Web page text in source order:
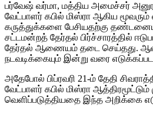
பர்வேஷ் வர்மா, மத்திய அமைச்சர்
வேட்பாளர் கபில் மிஸ்ரா ஆகிய மூவரும்
கருத்துக்களை பேசியதற்கு
சட்டமன்றத் தேர்தல் பிர்ச்சாரத்தில்
தேர்தல் ஆணையம் தடை செய்தது.
நடவடிக்கையும் இன்று வரை
அதேபோல் பிப்ரவரி 21-ம் தேதி
வேட்பாளர் கபில் மிஸ்ரா
வெளிப்படுத்தியதை இந்த அறிக்கை